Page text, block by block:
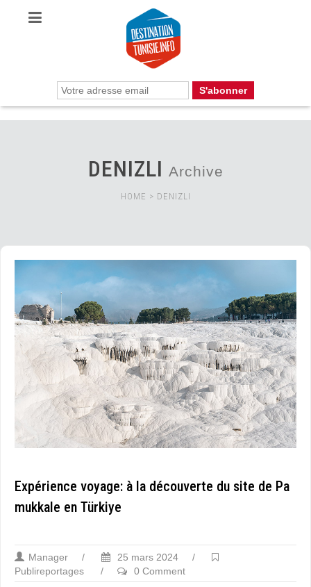
DENIZLI Archive
HOME > DENIZLI
Expérience voyage: à la découverte du site de Pa
mukkale en Türkiye
Manager / 25 mars 2024
/
Publireportages
/ 0 Comment